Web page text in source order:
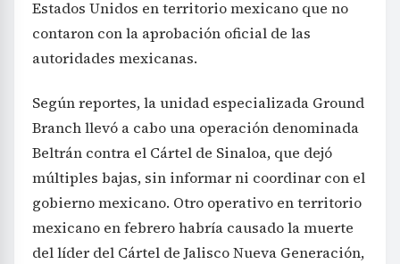
Estados Unidos en territorio mexicano que no
contaron con la aprobación oficial de las
autoridades mexicanas.
Según reportes, la unidad especializada Ground
Branch llevó a cabo una operación denominada
Beltrán contra el Cártel de Sinaloa, que dejó
múltiples bajas, sin informar ni coordinar con el
gobierno mexicano. Otro operativo en territorio
mexicano en febrero habría causado la muerte
del líder del Cártel de Jalisco Nueva Generación,